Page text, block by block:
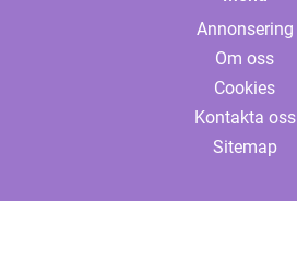
Annonsering
Om oss
Cookies
Kontakta oss
Sitemap